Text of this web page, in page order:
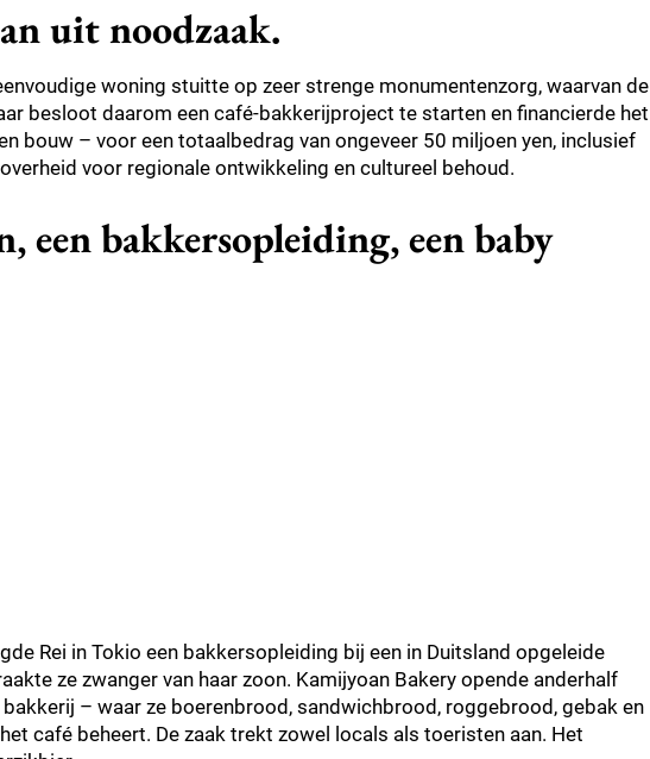
uit noodzaak.
woning stuitte op zeer strenge monumentenzorg, waarvan de
besloot daarom een café-bakkerijproject te starten en financierde het
bouw – voor een totaalbedrag van ongeveer 50 miljoen yen, inclusief
voor regionale ontwikkeling en cultureel behoud.
een bakkersopleiding, een baby
Rei in Tokio een bakkersopleiding bij een in Duitsland opgeleide
ze zwanger van haar zoon. Kamijyoan Bakery opende anderhalf
bakkerij – waar ze boerenbrood, sandwichbrood, roggebrood, gebak en
café beheert. De zaak trekt zowel locals als toeristen aan. Het